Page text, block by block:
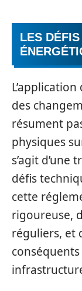
LES
L’application
des
résument
physiques
s’agit d’une
défis
cette
rigoureuse,
réguliers, et